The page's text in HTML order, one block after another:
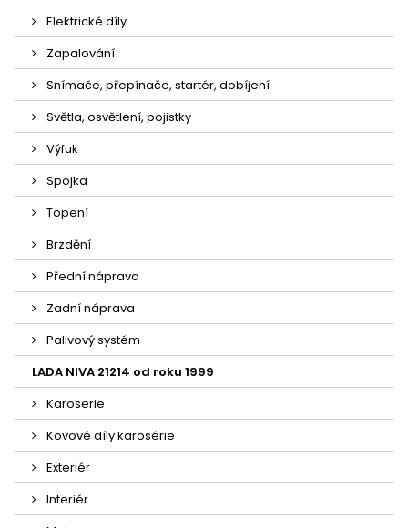
Elektrické díly
Zapalování
Snímače, přepínače, startér, dobíjení
Světla, osvětlení, pojistky
Výfuk
Spojka
Topení
Brzdění
Přední náprava
Zadní náprava
Palivový systém
LADA NIVA 21214 od roku 1999
Karoserie
Kovové díly karosérie
Exteriér
Interiér